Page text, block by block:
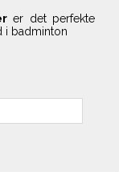
er det perfekte
i badminton